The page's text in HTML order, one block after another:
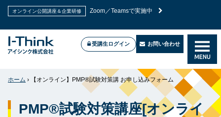
オンライン公開講座＆企業研修 Zoom／Teamsで実施中
座
受講生ログイン お問い合わせ
MENU
PMP®試験対策講座[オンライ
ホーム › 【オンライン】PMP®試験対策講 お申し込みフォーム